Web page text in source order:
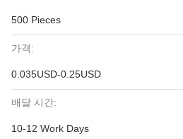
500 Pieces
가격:
0.035USD-0.25USD
배달 시간:
10-12 Work Days